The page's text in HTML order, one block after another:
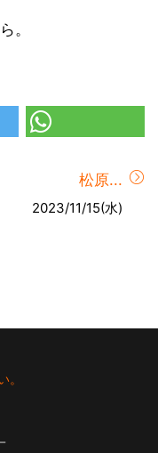
。
松原...
2023/11/15(水)
。